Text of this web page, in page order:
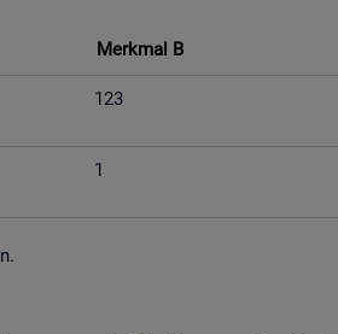
Merk­mal B
123
1